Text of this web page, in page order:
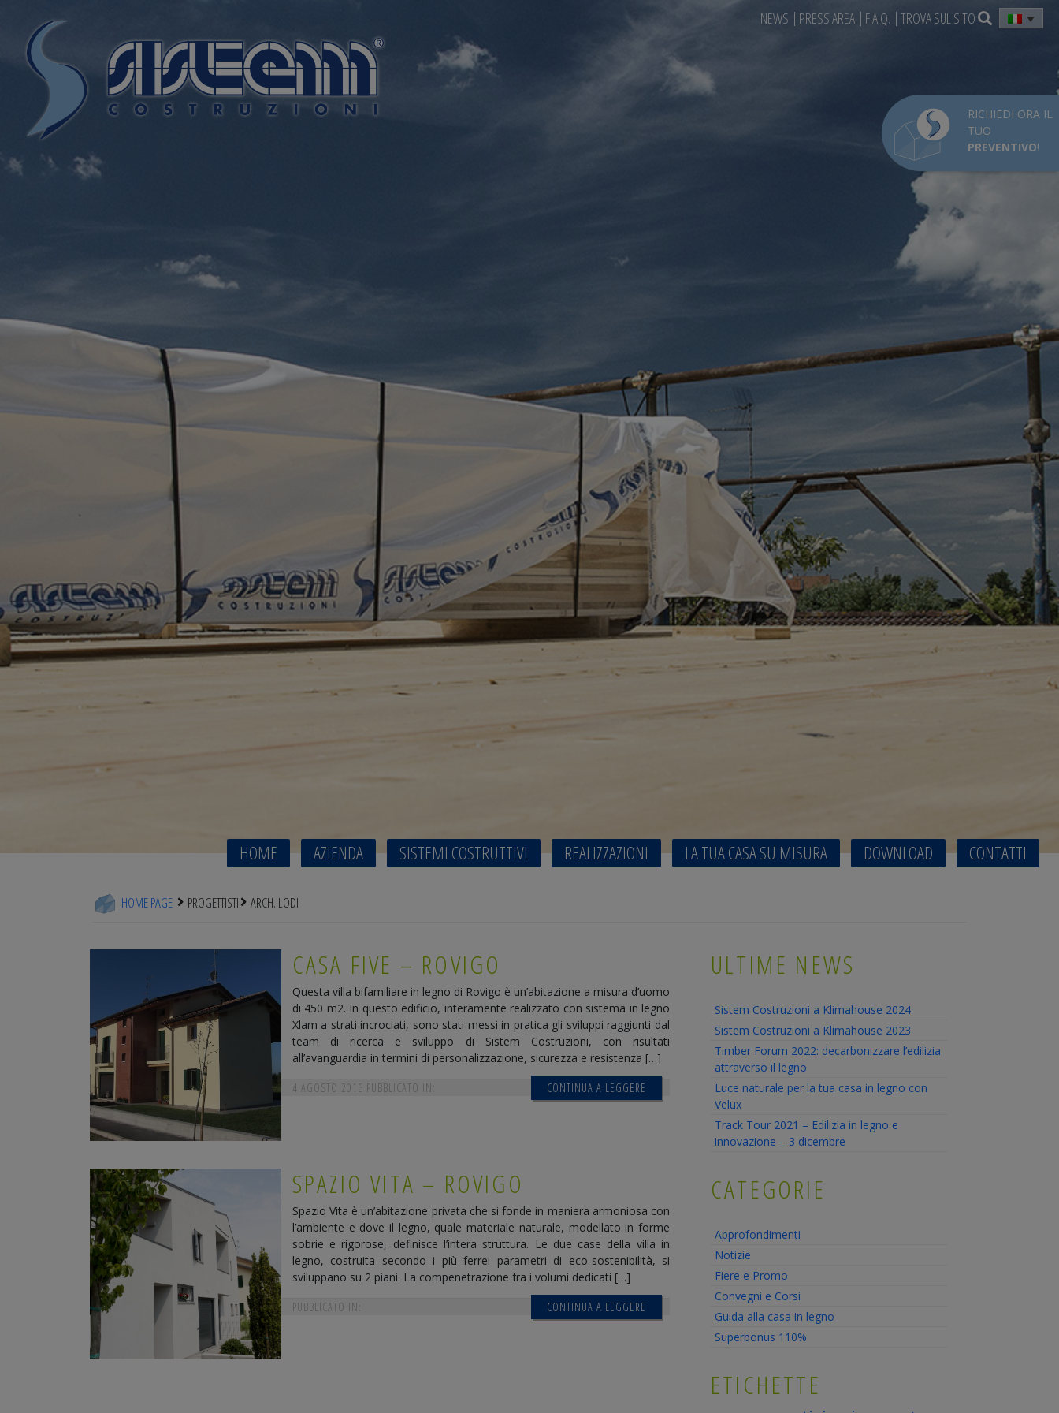
RICHIEDI ORA IL
TUO
PREVENTIVO!
NEWS PRESS AREA F.A.Q. TROVA SUL SITO
HOME AZIENDA SISTEMI COSTRUTTIVI REALIZZAZIONI LA TUA CASA SU MISURA DOWNLOAD CONTATTI
HOME PAGE PROGETTISTI ARCH. LODI
CASA FIVE – ROVIGO
Questa villa bifamiliare in legno di Rovigo è un’abitazione a misura d’uomo
di 450 m2. In questo edificio, interamente realizzato con sistema in legno
Xlam a strati incrociati, sono stati messi in pratica gli sviluppi raggiunti dal
team di ricerca e sviluppo di Sistem Costruzioni, con risultati
all’avanguardia in termini di personalizzazione, sicurezza e resistenza […]
CONTINUA A LEGGERE
4 AGOSTO 2016 PUBBLICATO IN:
SPAZIO VITA – ROVIGO
Spazio Vita è un’abitazione privata che si fonde in maniera armoniosa con
l’ambiente e dove il legno, quale materiale naturale, modellato in forme
sobrie e rigorose, definisce l’intera struttura. Le due case della villa in
legno, costruita secondo i più ferrei parametri di eco-sostenibilità, si
sviluppano su 2 piani. La compenetrazione fra i volumi dedicati […]
CONTINUA A LEGGERE
PUBBLICATO IN:
ULTIME NEWS
Sistem Costruzioni a Klimahouse 2024
Sistem Costruzioni a Klimahouse 2023
Timber Forum 2022: decarbonizzare l’edilizia
attraverso il legno
Luce naturale per la tua casa in legno con
Velux
Track Tour 2021 – Edilizia in legno e
innovazione – 3 dicembre
CATEGORIE
Approfondimenti
Notizie
Fiere e Promo
Convegni e Corsi
Guida alla casa in legno
Superbonus 110%
ETICHETTE